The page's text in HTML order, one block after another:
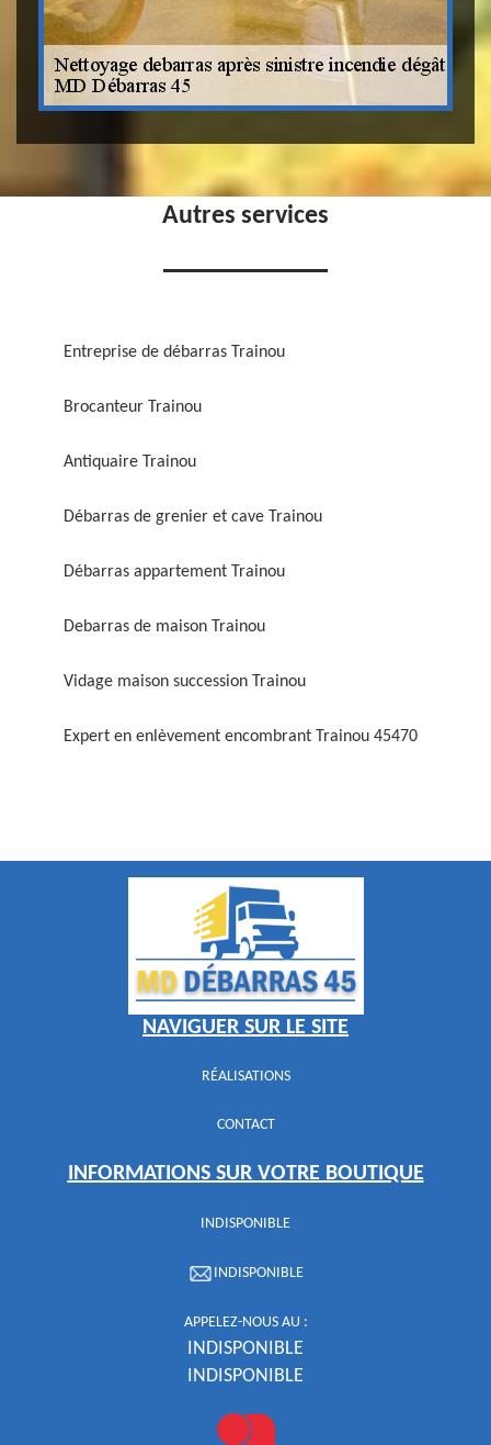
Autres services
Entreprise de débarras Trainou
Brocanteur Trainou
Antiquaire Trainou
Débarras de grenier et cave Trainou
Débarras appartement Trainou
Debarras de maison Trainou
Vidage maison succession Trainou
Expert en enlèvement encombrant Trainou 45470
NAVIGUER SUR LE SITE
RÉALISATIONS
CONTACT
INFORMATIONS SUR VOTRE BOUTIQUE
INDISPONIBLE
INDISPONIBLE
APPELEZ-NOUS AU :
INDISPONIBLE
INDISPONIBLE